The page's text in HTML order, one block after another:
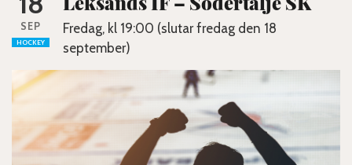
SEP
HOCKEY
Fredag, kl 19:00 (slutar fredag den 18
september)